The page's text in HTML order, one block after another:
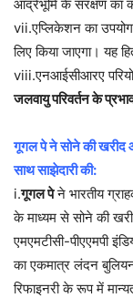
आर्द्रभूमि के संरक्षण का
vii.एप्लिकेशन का उपयोग
लिए किया जाएगा। यह
viii.एनआईसीआरए
जलवायु परिवर्तन के
गूगल पे ने सोने की खरीद
साथ साझेदारी की:
i.गूगल पेने भारतीय
के माध्यम से सोने की
एमएमटीसी-पीएएमपी
का एकमात्र लंदन
रिफाइनरी के रूप में